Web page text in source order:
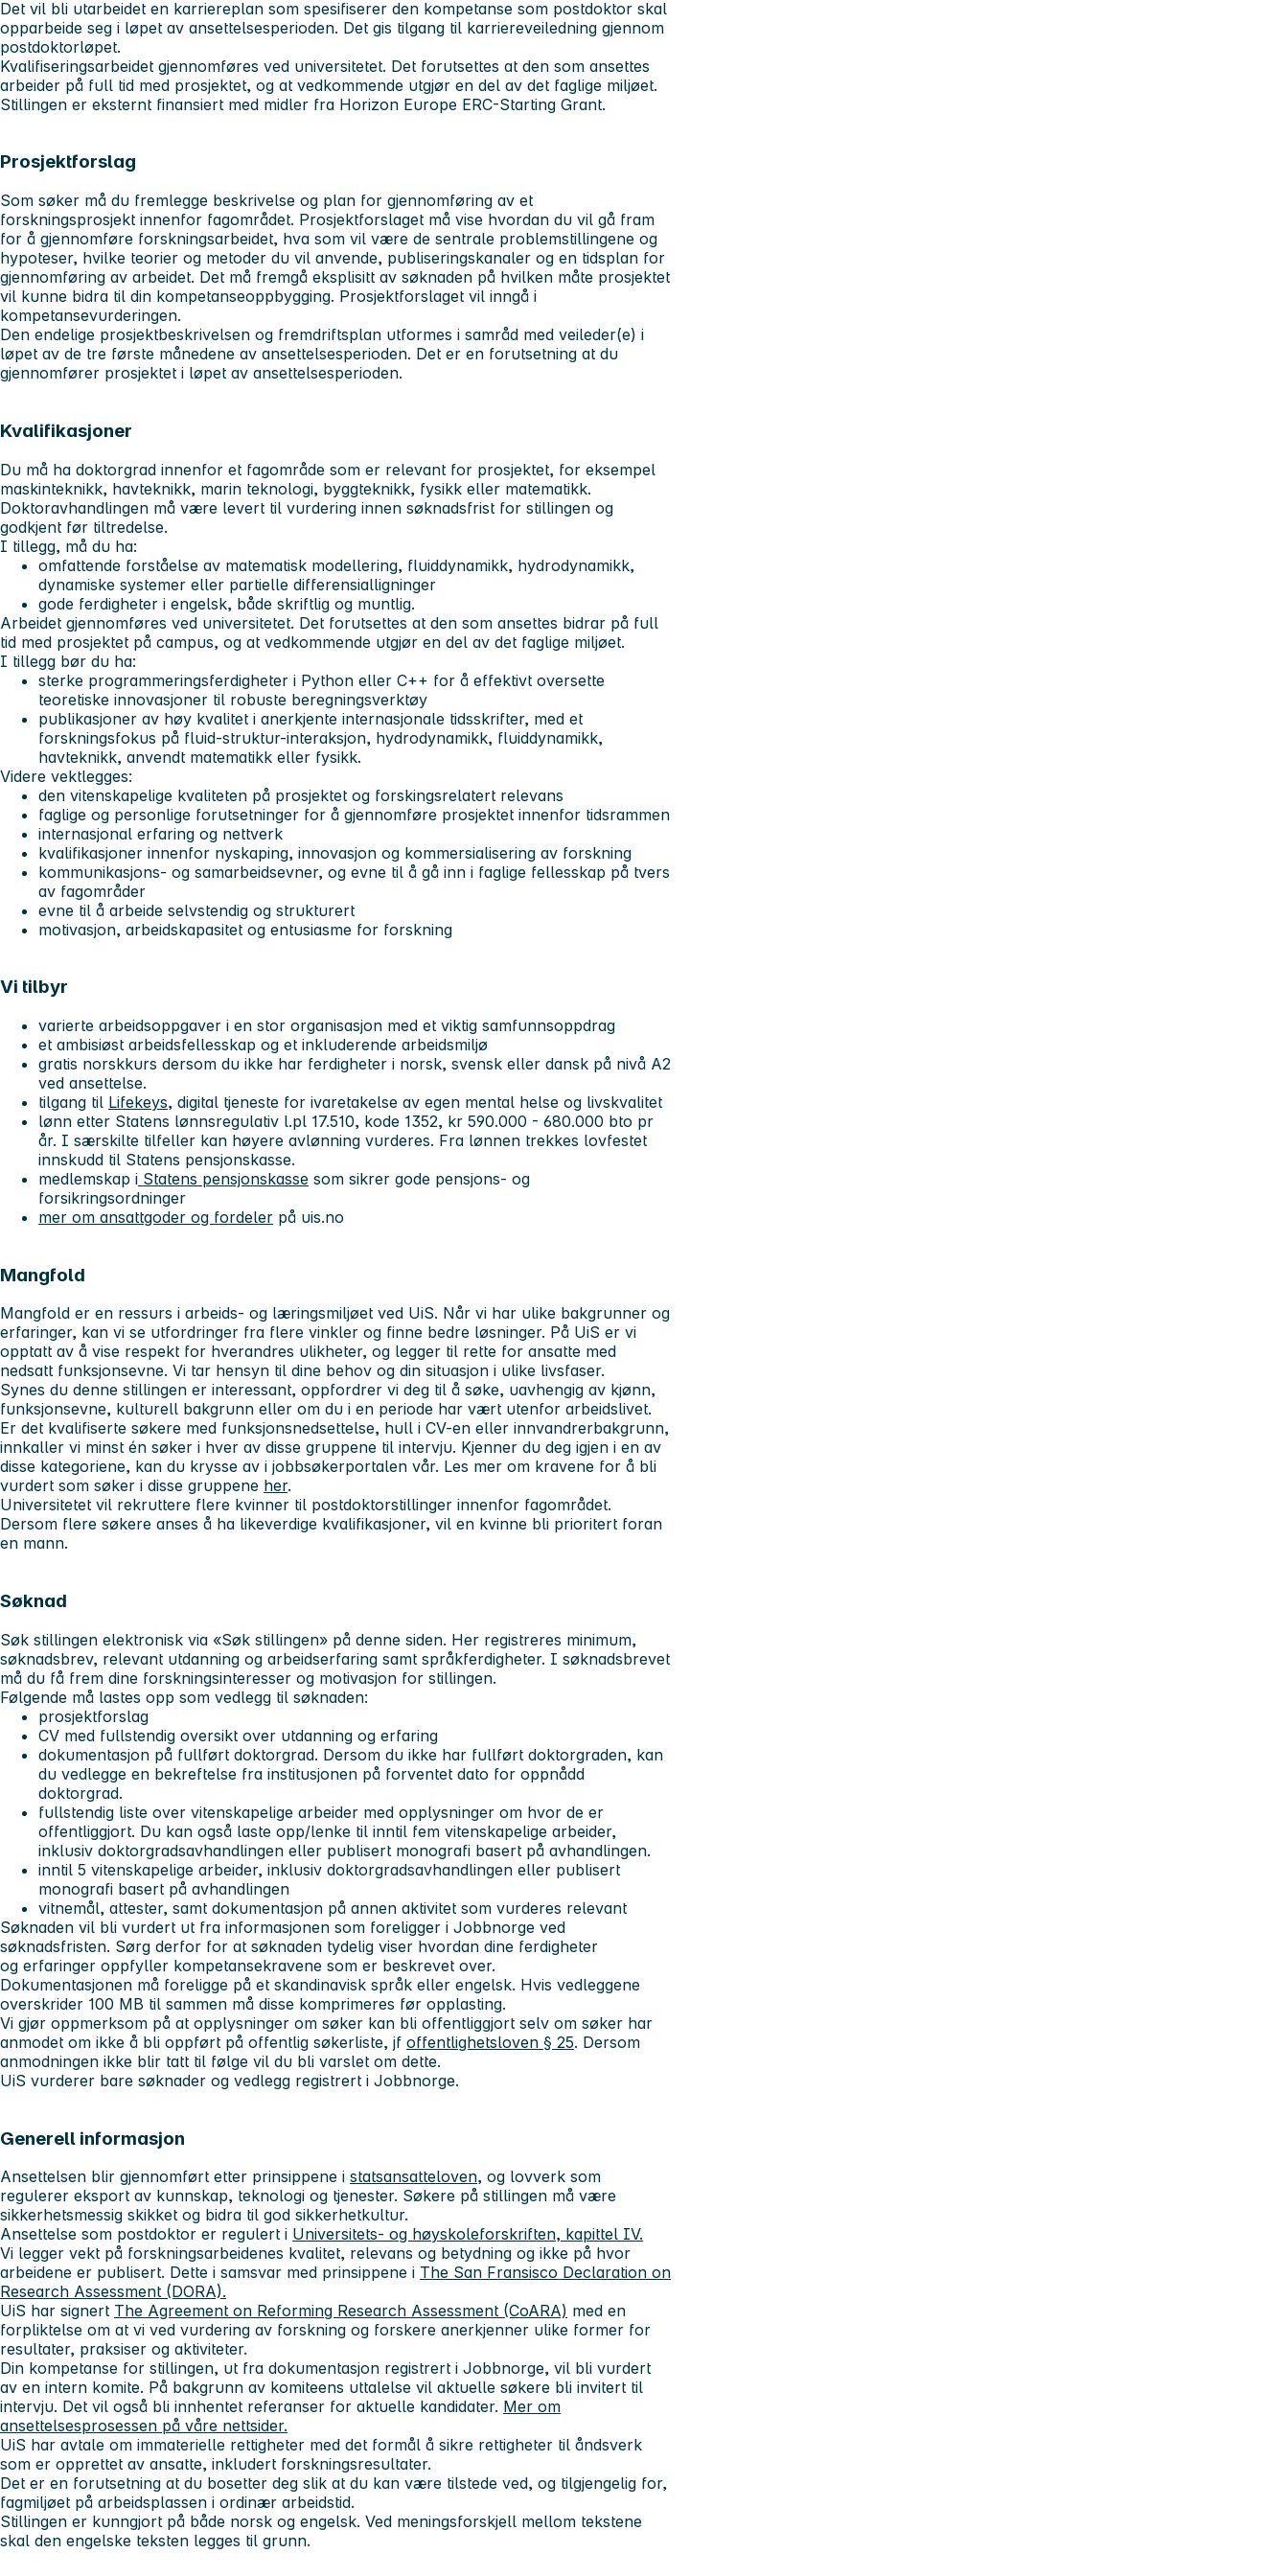
Det vil bli utarbeidet en karriereplan som spesifiserer den kompetanse som postdoktor skal
opparbeide seg i løpet av ansettelsesperioden. Det gis tilgang til karriereveiledning gjennom
postdoktorløpet.
Kvalifiseringsarbeidet gjennomføres ved universitetet. Det forutsettes at den som ansettes
arbeider på full tid med prosjektet, og at vedkommende utgjør en del av det faglige miljøet.
Stillingen er eksternt finansiert med midler fra Horizon Europe ERC-Starting Grant.
Prosjektforslag
Som søker må du fremlegge beskrivelse og plan for gjennomføring av et
forskningsprosjekt innenfor fagområdet. Prosjektforslaget må vise hvordan du vil gå fram
for å gjennomføre forskningsarbeidet, hva som vil være de sentrale problemstillingene og
hypoteser, hvilke teorier og metoder du vil anvende, publiseringskanaler og en tidsplan for
gjennomføring av arbeidet. Det må fremgå eksplisitt av søknaden på hvilken måte prosjektet
vil kunne bidra til din kompetanseoppbygging. Prosjektforslaget vil inngå i
kompetansevurderingen.
Den endelige prosjektbeskrivelsen og fremdriftsplan utformes i samråd med veileder(e) i
løpet av de tre første månedene av ansettelsesperioden. Det er en forutsetning at du
gjennomfører prosjektet i løpet av ansettelsesperioden.
Kvalifikasjoner
Du må ha doktorgrad innenfor et fagområde som er relevant for prosjektet, for eksempel
maskinteknikk, havteknikk, marin teknologi, byggteknikk, fysikk eller matematikk.
Doktoravhandlingen må være levert til vurdering innen søknadsfrist for stillingen og
godkjent før tiltredelse.
I tillegg, må du ha:
omfattende forståelse av matematisk modellering, fluiddynamikk, hydrodynamikk,
dynamiske systemer eller partielle differensialligninger
gode ferdigheter i engelsk, både skriftlig og muntlig.
Arbeidet gjennomføres ved universitetet. Det forutsettes at den som ansettes bidrar på full
tid med prosjektet på campus, og at vedkommende utgjør en del av det faglige miljøet.
I tillegg bør du ha:
sterke programmeringsferdigheter i Python eller C++ for å effektivt oversette
teoretiske innovasjoner til robuste beregningsverktøy
publikasjoner av høy kvalitet i anerkjente internasjonale tidsskrifter, med et
forskningsfokus på fluid-struktur-interaksjon, hydrodynamikk, fluiddynamikk,
havteknikk, anvendt matematikk eller fysikk.
Videre vektlegges:
den vitenskapelige kvaliteten på prosjektet og forskingsrelatert relevans
faglige og personlige forutsetninger for å gjennomføre prosjektet innenfor tidsrammen
internasjonal erfaring og nettverk
kvalifikasjoner innenfor nyskaping, innovasjon og kommersialisering av forskning
kommunikasjons- og samarbeidsevner, og evne til å gå inn i faglige fellesskap på tvers
av fagområder
evne til å arbeide selvstendig og strukturert
motivasjon, arbeidskapasitet og entusiasme for forskning
Vi tilbyr
varierte arbeidsoppgaver i en stor organisasjon med et viktig samfunnsoppdrag
et ambisiøst arbeidsfellesskap og et inkluderende arbeidsmiljø
gratis norskkurs dersom du ikke har ferdigheter i norsk, svensk eller dansk på nivå A2
ved ansettelse.
tilgang til Lifekeys, digital tjeneste for ivaretakelse av egen mental helse og livskvalitet
lønn etter Statens lønnsregulativ l.pl 17.510, kode 1352, kr 590.000 - 680.000 bto pr
år. I særskilte tilfeller kan høyere avlønning vurderes. Fra lønnen trekkes lovfestet
innskudd til Statens pensjonskasse.
medlemskap i Statens pensjonskasse som sikrer gode pensjons- og
forsikringsordninger
mer om ansattgoder og fordeler på uis.no
Mangfold
Mangfold er en ressurs i arbeids- og læringsmiljøet ved UiS. Når vi har ulike bakgrunner og
erfaringer, kan vi se utfordringer fra flere vinkler og finne bedre løsninger. På UiS er vi
opptatt av å vise respekt for hverandres ulikheter, og legger til rette for ansatte med
nedsatt funksjonsevne. Vi tar hensyn til dine behov og din situasjon i ulike livsfaser.
Synes du denne stillingen er interessant, oppfordrer vi deg til å søke, uavhengig av kjønn,
funksjonsevne, kulturell bakgrunn eller om du i en periode har vært utenfor arbeidslivet.
Er det kvalifiserte søkere med funksjonsnedsettelse, hull i CV-en eller innvandrerbakgrunn,
innkaller vi minst én søker i hver av disse gruppene til intervju. Kjenner du deg igjen i en av
disse kategoriene, kan du krysse av i jobbsøkerportalen vår. Les mer om kravene for å bli
vurdert som søker i disse gruppene her.
Universitetet vil rekruttere flere kvinner til postdoktorstillinger innenfor fagområdet.
Dersom flere søkere anses å ha likeverdige kvalifikasjoner, vil en kvinne bli prioritert foran
en mann.
Søknad
Søk stillingen elektronisk via «Søk stillingen» på denne siden. Her registreres minimum,
søknadsbrev, relevant utdanning og arbeidserfaring samt språkferdigheter. I søknadsbrevet
må du få frem dine forskningsinteresser og motivasjon for stillingen.
Følgende må lastes opp som vedlegg til søknaden:
prosjektforslag
CV med fullstendig oversikt over utdanning og erfaring
dokumentasjon på fullført doktorgrad. Dersom du ikke har fullført doktorgraden, kan
du vedlegge en bekreftelse fra institusjonen på forventet dato for oppnådd
doktorgrad.
fullstendig liste over vitenskapelige arbeider med opplysninger om hvor de er
offentliggjort. Du kan også laste opp/lenke til inntil fem vitenskapelige arbeider,
inklusiv doktorgradsavhandlingen eller publisert monografi basert på avhandlingen.
inntil 5 vitenskapelige arbeider, inklusiv doktorgradsavhandlingen eller publisert
monografi basert på avhandlingen
vitnemål, attester, samt dokumentasjon på annen aktivitet som vurderes relevant
Søknaden vil bli vurdert ut fra informasjonen som foreligger i Jobbnorge ved
søknadsfristen. Sørg derfor for at søknaden tydelig viser hvordan dine ferdigheter
og erfaringer oppfyller kompetansekravene som er beskrevet over.
Dokumentasjonen må foreligge på et skandinavisk språk eller engelsk. Hvis vedleggene
overskrider 100 MB til sammen må disse komprimeres før opplasting.
Vi gjør oppmerksom på at opplysninger om søker kan bli offentliggjort selv om søker har
anmodet om ikke å bli oppført på offentlig søkerliste, jf offentlighetsloven § 25. Dersom
anmodningen ikke blir tatt til følge vil du bli varslet om dette.
UiS vurderer bare søknader og vedlegg registrert i Jobbnorge.
Generell informasjon
Ansettelsen blir gjennomført etter prinsippene i statsansatteloven, og lovverk som
regulerer eksport av kunnskap, teknologi og tjenester. Søkere på stillingen må være
sikkerhetsmessig skikket og bidra til god sikkerhetkultur.
Ansettelse som postdoktor er regulert i Universitets- og høyskoleforskriften, kapittel IV.
Vi legger vekt på forskningsarbeidenes kvalitet, relevans og betydning og ikke på hvor
arbeidene er publisert. Dette i samsvar med prinsippene i The San Fransisco Declaration on
Research Assessment (DORA).
UiS har signert The Agreement on Reforming Research Assessment (CoARA) med en
forpliktelse om at vi ved vurdering av forskning og forskere anerkjenner ulike former for
resultater, praksiser og aktiviteter.
Din kompetanse for stillingen, ut fra dokumentasjon registrert i Jobbnorge, vil bli vurdert
av en intern komite. På bakgrunn av komiteens uttalelse vil aktuelle søkere bli invitert til
intervju. Det vil også bli innhentet referanser for aktuelle kandidater. Mer om
ansettelsesprosessen på våre nettsider.
UiS har avtale om immaterielle rettigheter med det formål å sikre rettigheter til åndsverk
som er opprettet av ansatte, inkludert forskningsresultater.
Det er en forutsetning at du bosetter deg slik at du kan være tilstede ved, og tilgjengelig for,
fagmiljøet på arbeidsplassen i ordinær arbeidstid.
Stillingen er kunngjort på både norsk og engelsk. Ved meningsforskjell mellom tekstene
skal den engelske teksten legges til grunn.